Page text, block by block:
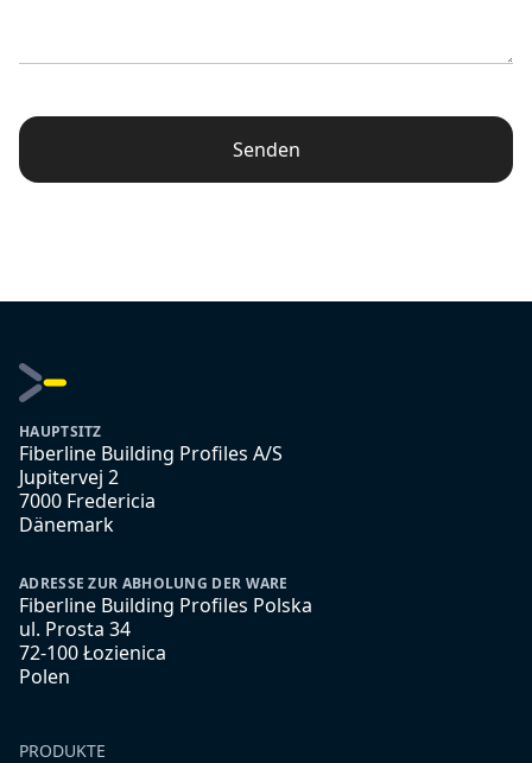
Senden
HAUPTSITZ
Fiberline Building Profiles A/S
Jupitervej 2
7000 Fredericia
Dänemark
ADRESSE ZUR ABHOLUNG DER WARE
Fiberline Building Profiles Polska
ul. Prosta 34
72-100 Łozienica
Polen
PRODUKTE